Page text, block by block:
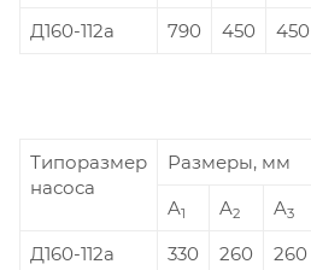
Д160-112а
790 450 450
Типоразмер
насоса
Размеры, мм
A1 A2 A3
Д160-112а
330 260 260